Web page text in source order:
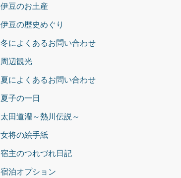
伊豆のお土産
伊豆の歴史めぐり
冬によくあるお問い合わせ
周辺観光
夏によくあるお問い合わせ
夏子の一日
太田道灌～熱川伝説～
女将の絵手紙
宿主のつれづれ日記
宿泊オプション